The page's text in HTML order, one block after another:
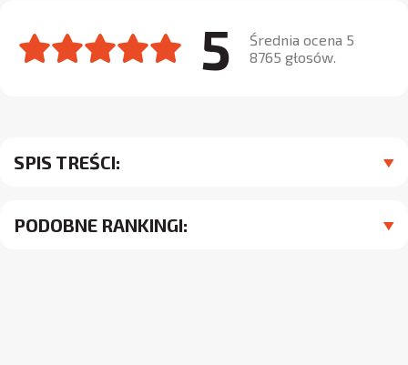
SPIS TREŚCI:
PODOBNE RANKINGI:
5
Średnia ocena 5
8765 głosów.